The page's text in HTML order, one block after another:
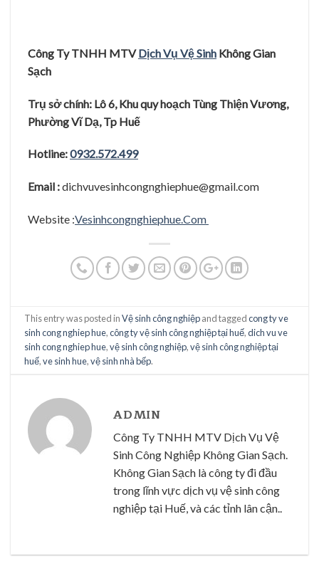
Công Ty TNHH MTVDịch Vụ Vệ Sinh Không Gian
Sạch
Trụ sởchính: Lô 6, Khu quy hoạch Tùng Thiện Vương,
Phường VĩDạ, Tp Huê
Hotline:0932.572.499
Email :dichvuvesinhcongnghiephue@gmail.com
Website :Vesinhcongnghiephue.Com
This entry was posted inVệ sinh công nghiệpand taggedcong ty ve
sinh cong nghiep hue,công ty vệ sinh công nghiệp tại huế,dich vu ve
sinh cong nghiep hue,vệ sinh công nghiệp,vệ sinh công nghiệp tại
huế,ve sinh hue,vệ sinh nhà bếp.
ADMIN
Công Ty TNHH MTV Dịch Vụ Vệ
Sinh Công Nghiệp Không Gian Sạch.
Không Gian Sạch là công ty đi đầu
trong lĩnh vực dịch vụ vệ sinh công
nghiệp tại Huế, và các tỉnh lân cận..